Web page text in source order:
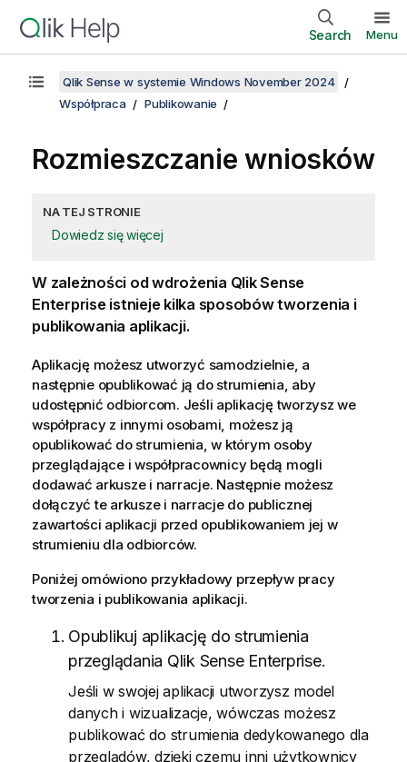
Search Menu
Qlik Sense w systemie Windows November 2024
Współpraca
Publikowanie
Rozmieszczanie wniosków
NA TEJ STRONIE
Dowiedz się więcej
W zależności od wdrożenia Qlik Sense
Enterpriseistnieje kilka sposobów tworzenia i
publikowania aplikacji.
Aplikację możesz utworzyć samodzielnie, a
następnie opublikować ją do strumienia, aby
udostępnić odbiorcom. Jeśli aplikację tworzysz we
współpracy z innymi osobami, możesz ją
opublikować do strumienia, w którym osoby
przeglądające i współpracownicy będą mogli
dodawać arkusze i narracje. Następnie możesz
dołączyć te arkusze i narracje do publicznej
zawartości aplikacji przed opublikowaniem jej w
strumieniu dla odbiorców.
Poniżej omówiono przykładowy przepływ pracy
tworzenia i publikowania aplikacji.
Opublikuj aplikację do strumienia
przeglądania Qlik Sense Enterprise.
Jeśli w swojej aplikacji utworzysz model
danych i wizualizacje, wówczas możesz
publikować do strumienia dedykowanego dla
przeglądów, dzięki czemu inni użytkownicy